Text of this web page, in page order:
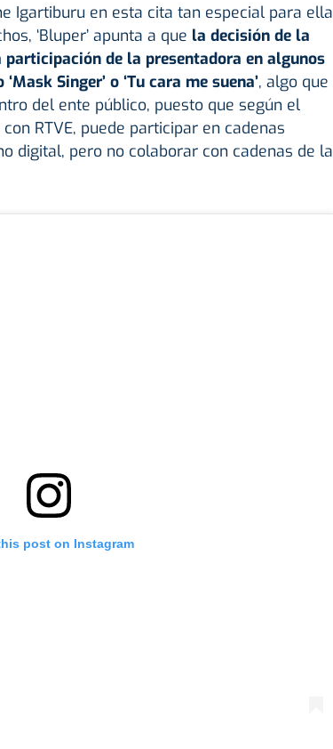
Igartiburu en esta cita tan especial para ella
‘Bluper’ apunta a que la decisión de la
participación de la presentadora en algunos
Singer’ o ‘Tu cara me suena’, algo que
del ente público, puesto que según el
RTVE, puede participar en cadenas
digital, pero no colaborar con cadenas de la
post on Instagram